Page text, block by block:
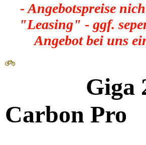
- Angebotspreise
"Leasing" - ggf.
Angebot bei uns
Giga
Carbon Pro